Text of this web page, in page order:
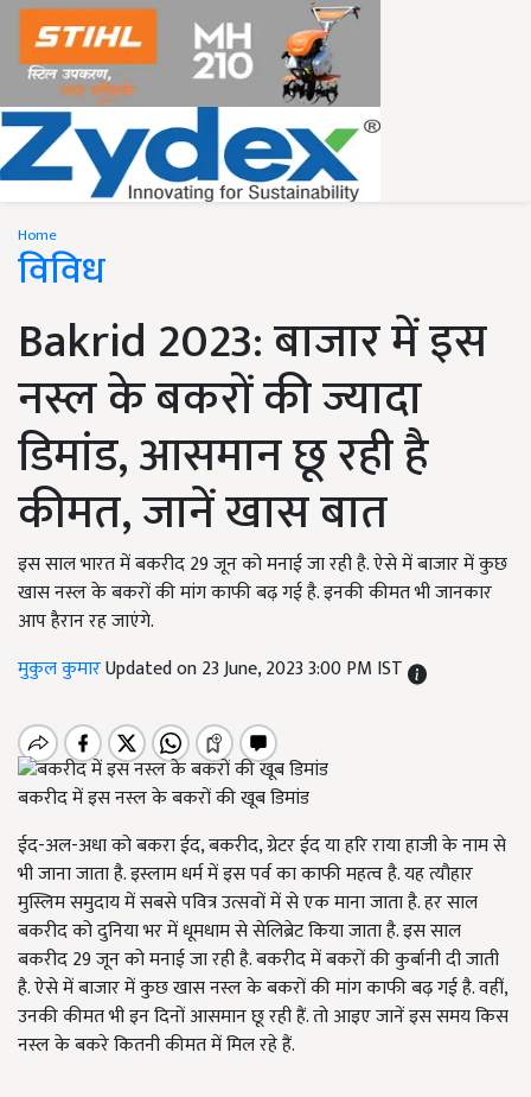
Home
विविध
Bakrid 2023: बाजार में इस
नस्ल के बकरों की ज्यादा
डिमांड, आसमान छू रही है
कीमत, जानें खास बात
इस साल भारत में बकरीद 29 जून को मनाई जा रही है. ऐसे में बाजार में कुछ
खास नस्ल के बकरों की मांग काफी बढ़ गई है. इनकी कीमत भी जानकार
आप हैरान रह जाएंगे.
मुकुल कुमारUpdated on 23 June, 2023 3:00 PM IST
बकरीद में इस नस्ल के बकरों की खूब डिमांड
ईद-अल-अधा को बकरा ईद, बकरीद, ग्रेटर ईद या हरि राया हाजी के नाम से
भी जाना जाता है. इस्लाम धर्म में इस पर्व का काफी महत्व है. यह त्यौहार
मुस्लिम समुदाय में सबसे पवित्र उत्सवों में से एक माना जाता है. हर साल
बकरीद को दुनिया भर में धूमधाम से सेलिब्रेट किया जाता है. इस साल
बकरीद 29 जून को मनाई जा रही है. बकरीद में बकरों की कुर्बानी दी जाती
है. ऐसे में बाजार में कुछ खास नस्ल के बकरों की मांग काफी बढ़ गई है. वहीं,
उनकी कीमत भी इन दिनों आसमान छू रही हैं. तो आइए जानें इस समय किस
नस्ल के बकरे कितनी कीमत में मिल रहे हैं.